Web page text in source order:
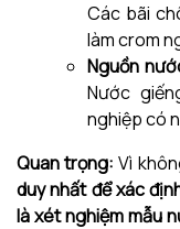
Các bãi
làm crom
Nguồn
Nước
nghiệp có
Quan trọng: Vì
duy nhất để xác
là xét nghiệm mẫu